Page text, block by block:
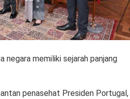
negara memiliki sejarah panjang
penasehat Presiden Portugal,